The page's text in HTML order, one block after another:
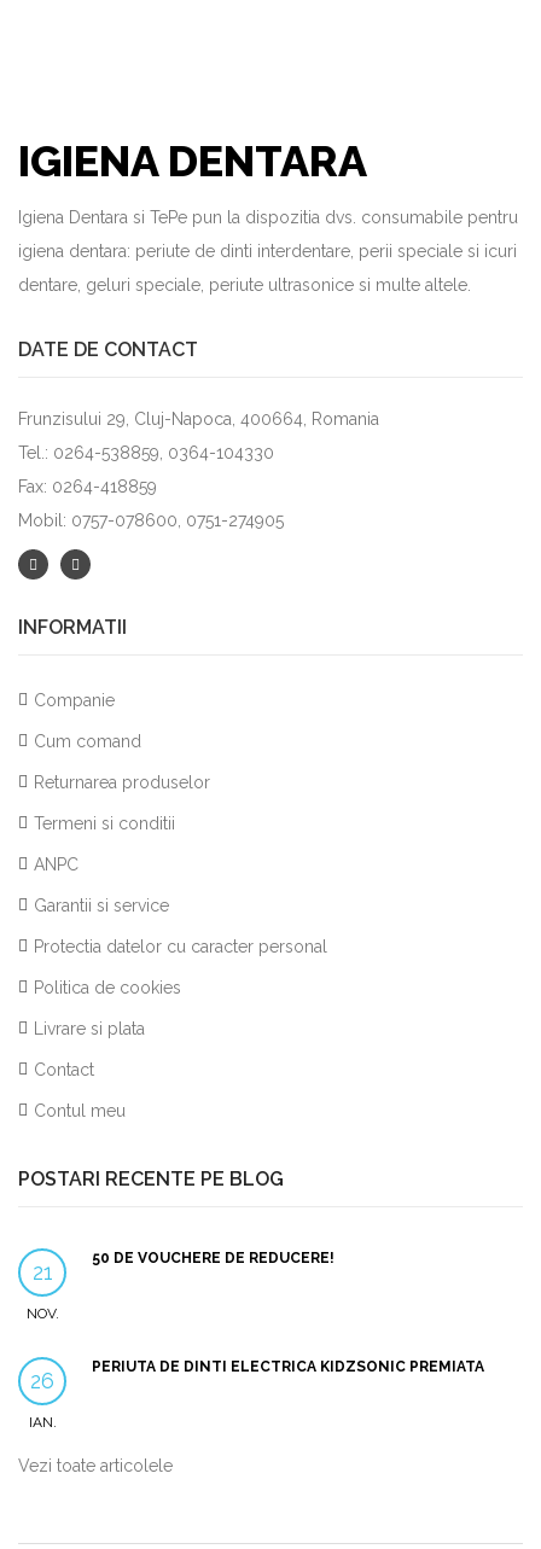
IGIENA DENTARA
Igiena Dentara si TePe pun la dispozitia dvs. consumabile pentru
igiena dentara: periute de dinti interdentare, perii speciale si icuri
dentare, geluri speciale, periute ultrasonice si multe altele.
DATE DE CONTACT
Frunzisului 29, Cluj-Napoca, 400664, Romania
Tel.: 0264-538859, 0364-104330
Fax: 0264-418859
Mobil: 0757-078600, 0751-274905
INFORMATII
Companie
Cum comand
Returnarea produselor
Termeni si conditii
ANPC
Garantii si service
Protectia datelor cu caracter personal
Politica de cookies
Livrare si plata
Contact
Contul meu
POSTARI RECENTE PE BLOG
21
NOV.
50 DE VOUCHERE DE REDUCERE!
26
IAN.
PERIUTA DE DINTI ELECTRICA KIDZSONIC PREMIATA
Vezi toate articolele